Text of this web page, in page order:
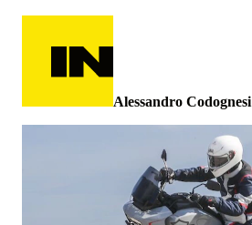
Alessandro Codognesi